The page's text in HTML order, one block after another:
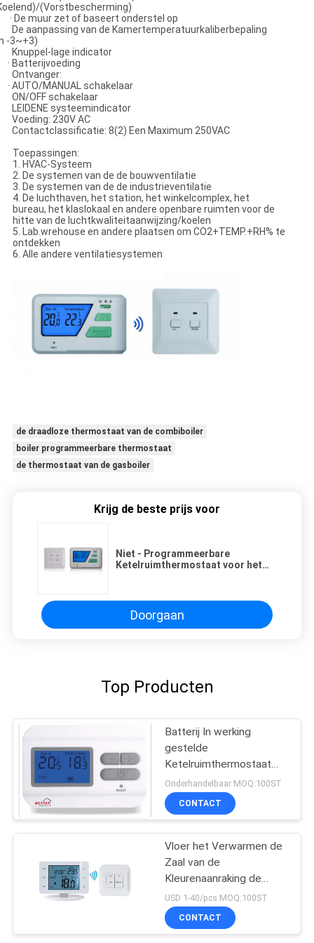
(Vorstbescherming)
De muur zet of baseert onderstel op
aanpassing van de Kamertemperatuurkaliberbepaling
-3~+3)
Knuppel-lage indicator
Batterijvoeding
AUTO/MANUAL schakelaar
ON/OFF schakelaar
LEIDENE systeemindicator
Voeding: 230V AC
8(2) Een Maximum 250VAC
Toepassingen:
1. HVAC-Systeem
2. De systemen van de de bouwventilatie
3. De systemen van de de industrieventilatie
4. De luchthaven, het station, het winkelcomplex, het
bureau, het klaslokaal en andere openbare ruimten voor de
hitte van de luchtkwaliteitaanwijzing/koelen
5. Lab.wrehouse en andere plaatsen om CO2+TEMP.+RH% te
ontdekken
6. Alle andere ventilatiesystemen
de draadloze thermostaat van de combiboiler
boiler programmeerbare thermostaat
de thermostaat van de gasboiler
Krijg de beste prijs voor
Niet - Programmeerbare
Ketelruimthermostaat voor het
Doorgaan
Top Producten
Batterij In werking
gestelde
Ketelruimthermostaat
niet - Programmeerbare
16V
Onderhandelbaar MOQ:100ST
CONTACT
Vloer het Verwarmen de
Zaal van de
Kleurenaanraking de
Digitale
Programmeerbare
Thermostaat van Wifi
USD 1-40/pcs MOQ:100ST
CONTACT